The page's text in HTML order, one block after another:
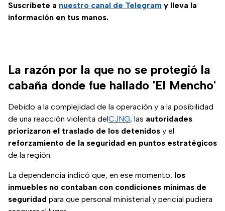
Suscríbete a nuestro canal de Telegram y lleva la
información en tus manos.
La razón por la que no se protegió la
cabaña donde fue hallado 'El Mencho'
Debido a la complejidad de la operación y a la posibilidad
de una reacción violenta delCJNG, las autoridades
priorizaron el traslado de los detenidos y el
reforzamiento de la seguridad en puntos estratégicos
de la región.
La dependencia indicó que, en ese momento, los
inmuebles no contaban con condiciones mínimas de
seguridad para que personal ministerial y pericial pudiera